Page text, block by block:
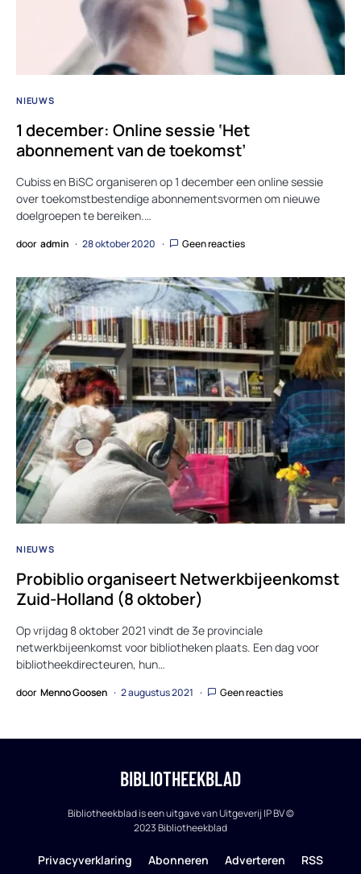
NIEUWS
1 december: Online sessie ‘Het
abonnement van de toekomst’
Cubiss en BiSC organiseren op 1 december een online sessie
over toekomstbestendige abonnementsvormen om nieuwe
doelgroepen te bereiken.…
door admin 28 oktober 2020 Geen reacties
NIEUWS
Probiblio organiseert Netwerkbijeenkomst
Zuid-Holland (8 oktober)
Op vrijdag 8 oktober 2021 vindt de 3e provinciale
netwerkbijeenkomst voor bibliotheken plaats. Een dag voor
bibliotheekdirecteuren, hun…
door Menno Goosen 2 augustus 2021 Geen reacties
BIBLIOTHEEKBLAD
Bibliotheekblad is een uitgave van Uitgeverij IP BV ©
2023 Bibliotheekblad
Privacyverklaring Abonneren Adverteren RSS